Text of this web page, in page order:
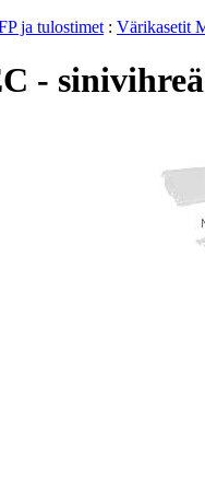
ja tulostimet : Värikasetit
-